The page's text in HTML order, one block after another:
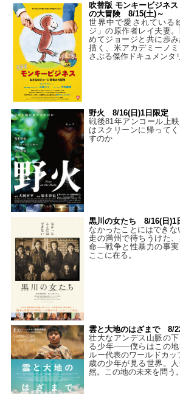
吹替版 モンキービジネ
の大冒険 8/15(土)～
世界中で愛されている
ジ」の原作者レイ夫妻
めてジョージと共に歩
描く、米アカデミーノ
さぶる傑作ドキュメンタ
野火 8/16(日)1日限定
戦後81年アンコール上
はスクリーンに帰って
すのか
黒川の女たち 8/16(日)1
なかったことにはでき
走の満州で待ちうけた
命―戦争と性暴力の事
ここに在る。
雲と大地のはざまで 8/
壮大なアンデス山脈の
る少年――僕らはこの地
ルー代表のワールドカ
歳の少年が見る世界。
然。この地の未来を問う。